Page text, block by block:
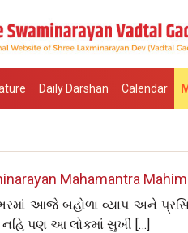
Daily Darshan Calendar
Mahamantra
આજે બહોળા વ્યાપ અને
નહિ પણ આ લોકમાં સુખી […]